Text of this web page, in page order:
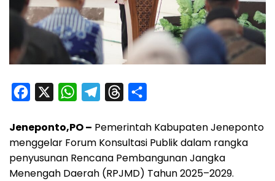
c
e
b
W
a
t
s
l
e
g
r
e
a
a
r
e
Jeneponto,PO – Pemerintah Kabupaten Jeneponto
menggelar Forum Konsultasi Publik dalam rangka
penyusunan Rencana Pembangunan Jangka
Menengah Daerah (RPJMD) Tahun 2025–2029.